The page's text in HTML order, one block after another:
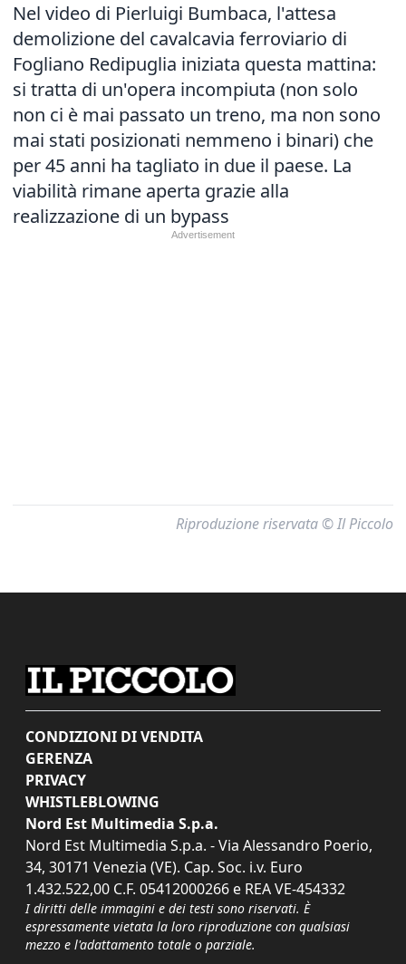
Nel video di Pierluigi Bumbaca, l'attesa
demolizione del cavalcavia ferroviario di
Fogliano Redipuglia iniziata questa mattina:
si tratta di un'opera incompiuta (non solo
non ci è mai passato un treno, ma non sono
mai stati posizionati nemmeno i binari) che
per 45 anni ha tagliato in due il paese. La
viabilità rimane aperta grazie alla
realizzazione di un bypass
Riproduzione riservata © Il Piccolo
CONDIZIONI DI VENDITA
GERENZA
PRIVACY
WHISTLEBLOWING
Nord Est Multimedia S.p.a.
Nord Est Multimedia S.p.a. - Via Alessandro Poerio,
34, 30171 Venezia (VE). Cap. Soc. i.v. Euro
1.432.522,00 C.F. 05412000266 e REA VE-454332
I diritti delle immagini e dei testi sono riservati. È
espressamente vietata la loro riproduzione con qualsiasi
mezzo e l'adattamento totale o parziale.